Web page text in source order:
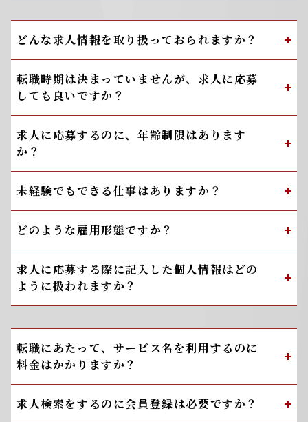
どんな求人情報を取り扱っておられますか？
転職時期は決まっていませんが、求人に応募
しても良いですか？
求人に応募するのに、年齢制限はあります
か？
未経験でもできる仕事はありますか？
どのような雇用形態ですか？
求人に応募する際に記入した個人情報はどの
ように扱われますか？
転職にあたって、サービス名を利用するのに
料金はかかりますか？
求人検索をするのに会員登録は必要ですか？